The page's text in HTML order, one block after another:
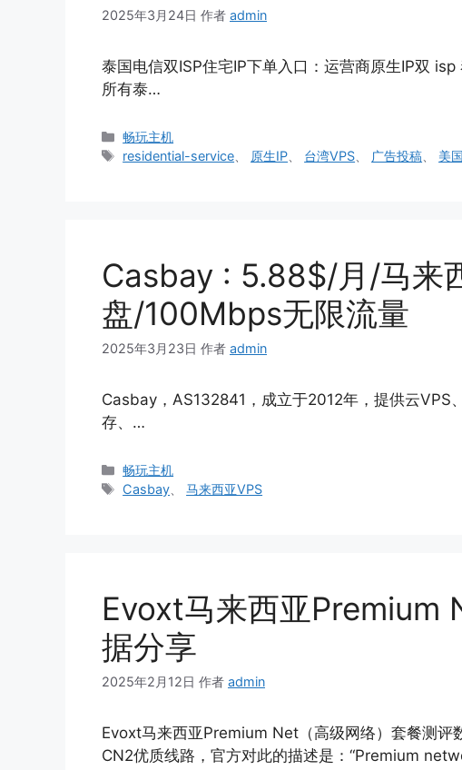
2025年3月24日 作者 admin
泰国电信双ISP住宅IP下单入口：运营商原生IP双
所有泰…
分
类
畅玩主机
标
residential-service 原生IP 台湾VPS 广告投稿 美
Casbay : 5.88$/月/马来
盘/100Mbps无限流量
2025年3月23日 作者 admin
Casbay，AS132841，成⽴于2012年，提供云VPS
存、…
分
类
畅玩主机
标
Casbay 、马来西亚VPS
Evoxt马来西亚Premium
据分享
2025年2月12日 作者 admin
Evoxt马来西亚Premium Net（高级网络）套餐测评
CN2优质线路，官方对此的描述是：“Premium